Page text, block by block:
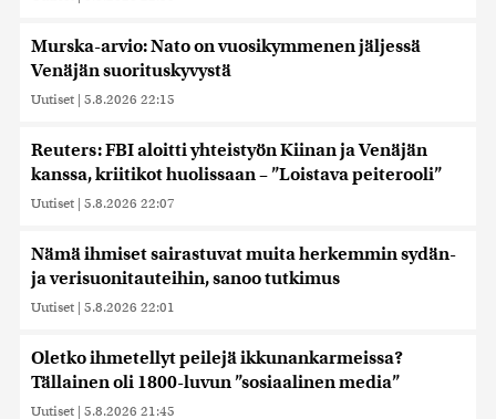
Murska-arvio: Nato on vuosikymmenen jäljessä
Venäjän suorituskyvystä
Uutiset | 5.8.2026 22:15
Reuters: FBI aloitti yhteistyön Kiinan ja Venäjän
kanssa, kriitikot huolissaan – ”Loistava peiterooli”
Uutiset | 5.8.2026 22:07
Nämä ihmiset sairastuvat muita herkemmin sydän-
ja verisuonitauteihin, sanoo tutkimus
Uutiset | 5.8.2026 22:01
Oletko ihmetellyt peilejä ikkunankarmeissa?
Tällainen oli 1800-luvun ”sosiaalinen media”
Uutiset | 5.8.2026 21:45